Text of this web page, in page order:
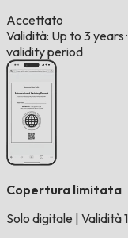
Accettato
Validità: Up to 3 years ·
validity period
Copertura limitata
Solo digitale Validità